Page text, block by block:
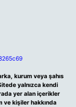
kurum veya şahıs
yalnızca kendi
yer alan içerikler
ve kişiler hakkında